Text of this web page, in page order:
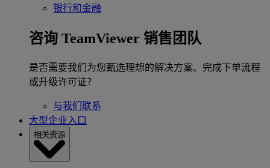
银行和金融
咨询 TeamViewer 销售团队
是否需要我们为您甄选理想的解决方案、完成下单流程
或升级许可证？
与我们联系
大型企业入口
相关资源